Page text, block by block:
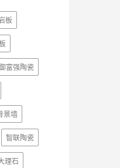
板
富强陶瓷
景墙
智联陶瓷
理石